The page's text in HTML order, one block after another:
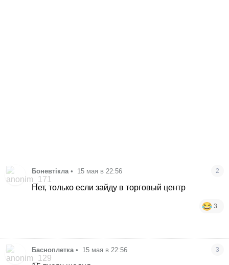
Боневтікла • 15 мая в 22:56 2
Нет, только если зайду в торговый центр
3
Басноплетка • 15 мая в 22:56 3